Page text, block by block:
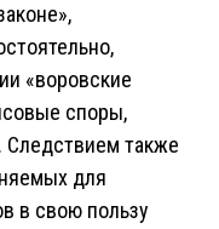
«воровские
споры,
также
для
в свою пользу